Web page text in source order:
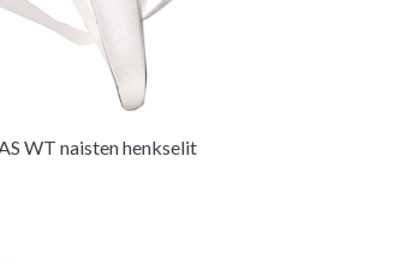
WT naisten henkselit